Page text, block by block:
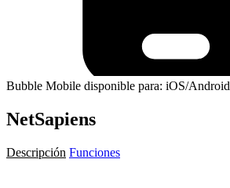
Bubble Mobile disponible para: iOS/Android
NetSapiens
Descripción Funciones